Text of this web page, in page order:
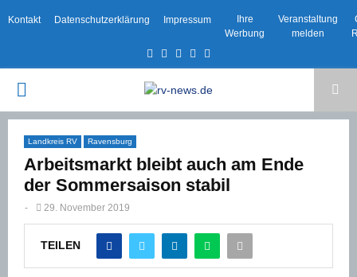
Kontakt Datenschutzerklärung Impressum
Ihre
Werbung
Veranstaltung
melden
Facebook
TwitterInstagram
Email
PRIMARY
MENU
Landkreis RV Ravensburg
Arbeitsmarkt bleibt auch am Ende
der Sommersaison stabil
- 29. November 2019
TEILEN